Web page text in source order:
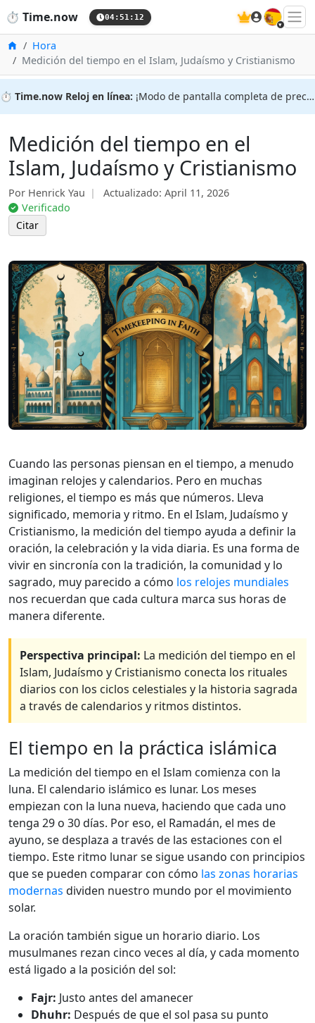
⏱️ Time.now 04:51:13 🇪🇸
InicioHora
Medición del tiempo en el Islam, Judaísmo y Cristianismo
⏱️ Time.now Reloj en línea: ¡Modo de pantalla completa de precisión!
Medición del tiempo en el
Islam, Judaísmo y Cristianismo
Por Henrick Yau Actualizado:April 11, 2026
Verificado
Citar
Cuando las personas piensan en el tiempo, a menudo
imaginan relojes y calendarios. Pero en muchas
religiones, el tiempo es más que números. Lleva
significado, memoria y ritmo. En el Islam, Judaísmo y
Cristianismo, la medición del tiempo ayuda a definir la
oración, la celebración y la vida diaria. Es una forma de
vivir en sincronía con la tradición, la comunidad y lo
sagrado, muy parecido a cómo los relojes mundiales
nos recuerdan que cada cultura marca sus horas de
manera diferente.
Perspectiva principal: La medición del tiempo en el
Islam, Judaísmo y Cristianismo conecta los rituales
diarios con los ciclos celestiales y la historia sagrada
a través de calendarios y ritmos distintos.
El tiempo en la práctica islámica
La medición del tiempo en el Islam comienza con la
luna. El calendario islámico es lunar. Los meses
empiezan con la luna nueva, haciendo que cada uno
tenga 29 o 30 días. Por eso, el Ramadán, el mes de
ayuno, se desplaza a través de las estaciones con el
tiempo. Este ritmo lunar se sigue usando con principios
que se pueden comparar con cómo las zonas horarias
modernas dividen nuestro mundo por el movimiento
solar.
La oración también sigue un horario diario. Los
musulmanes rezan cinco veces al día, y cada momento
está ligado a la posición del sol:
Fajr: Justo antes del amanecer
Dhuhr: Después de que el sol pasa su punto